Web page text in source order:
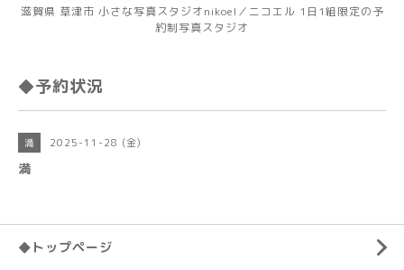
滋賀県 草津市 小さな写真スタジオnikoel／ニコエル 1日1組限定の予
約制写真スタジオ
◆予約状況
満 2025-11-28 (金)
満
◆トップページ